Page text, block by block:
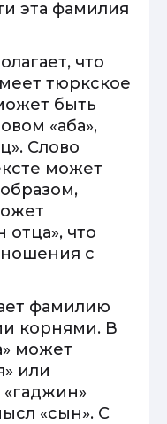
эта фамилия
что
тюркское
быть
«аба»,
Слово
может
отца», что
с
фамилию
корнями. В
может
или
«гаджин»
«сын». С